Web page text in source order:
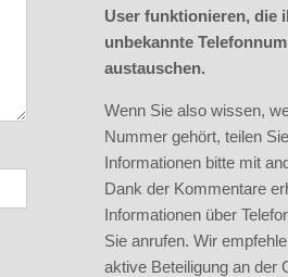
User funktionieren, die
unbekannte
austauschen.
Wenn Sie also wissen,
Nummer gehört, teilen
Informationen bitte mit
Dank der Kommentare
Informationen über
Sie anrufen. Wir
aktive Beteiligung an der